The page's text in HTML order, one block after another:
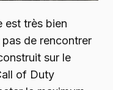
est très bien
de rencontrer
sur le
of Duty